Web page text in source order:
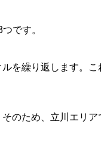
です。
を繰り返します。
のため、立川エリア